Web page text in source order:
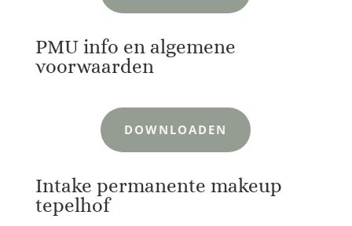
PMU info en algemene
voorwaarden
DOWNLOADEN
Intake permanente makeup
tepelhof